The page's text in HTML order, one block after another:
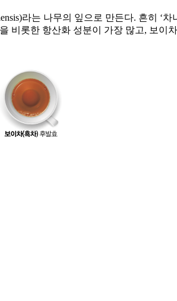
라는 나무의 잎으로 만든다. 흔히 ‘차
비롯한 항산화 성분이 가장 많고, 보이